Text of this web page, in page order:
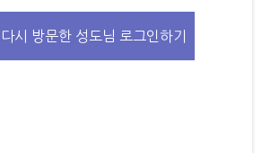
다시 방문한 성도님 로그인하기